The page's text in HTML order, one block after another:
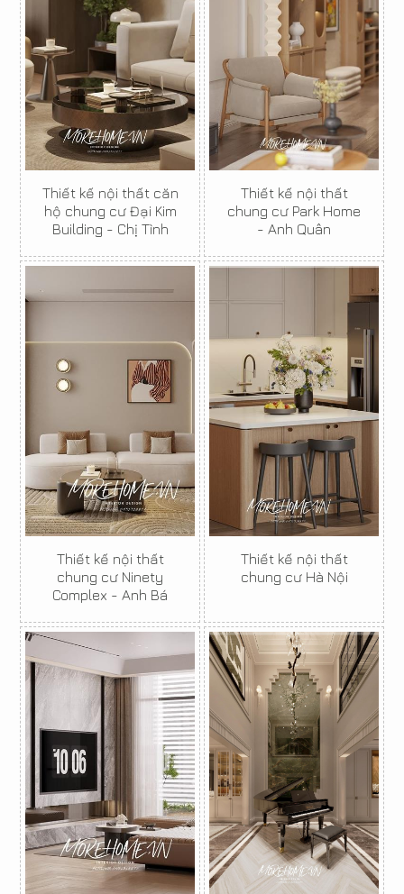
Thiết kế nội thất căn
hộ chung cư Đại Kim
Building - Chị Tình
Thiết kế nội thất
chung cư Park Home
- Anh Quân
Thiết kế nội thất
chung cư Ninety
Complex - Anh Bá
Thiết kế nội thất
chung cư Hà Nội